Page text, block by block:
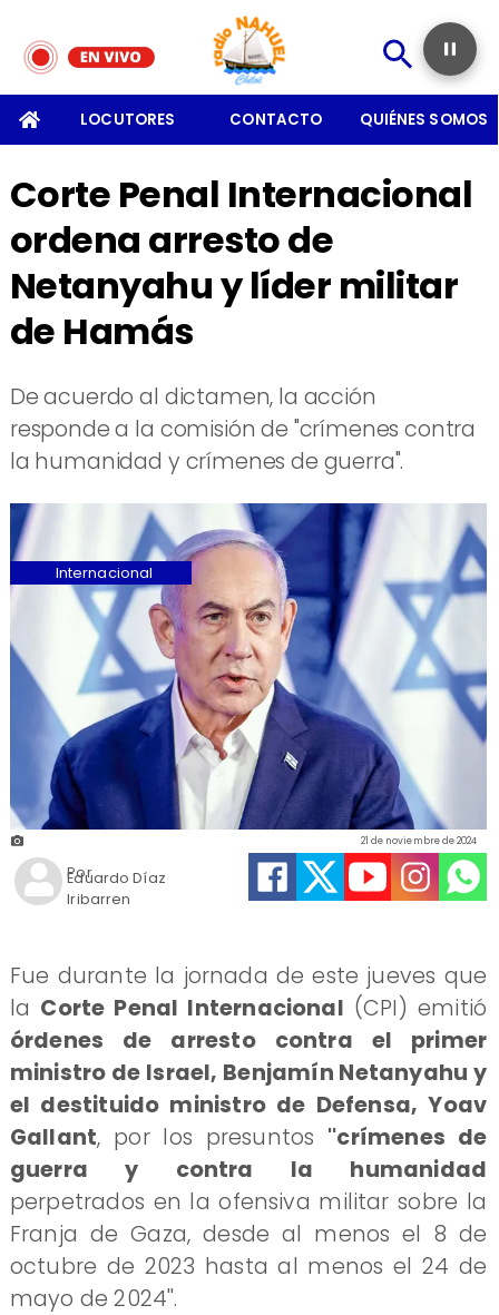
LOCUTORES CONTACTO QUIÉNES SOMOS
Corte Penal Internacional
ordena arresto de
Netanyahu y líder militar
de Hamás
De acuerdo al dictamen, la acción
responde a la comisión de "crímenes contra
la humanidad y crímenes de guerra".
Eduardo Díaz
Iribarren
21 de noviembre de 2024
Internacional
Por
Fue durante la jornada de este jueves que
la Corte Penal Internacional (CPI) emitió
órdenes de arresto contra el primer
ministro de Israel, Benjamín Netanyahu y
el destituido ministro de Defensa, Yoav
Gallant, por los presuntos ''crímenes de
guerra y contra la humanidad
perpetrados en la ofensiva militar sobre la
Franja de Gaza, desde al menos el 8 de
octubre de 2023 hasta al menos el 24 de
mayo de 2024''.